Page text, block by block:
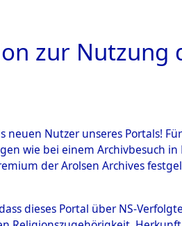
zur Nutzung
neuen Nutzer unseres Portals!
wie bei einem Archivbesuch
der Arolsen Archives
dieses Portal über NS-